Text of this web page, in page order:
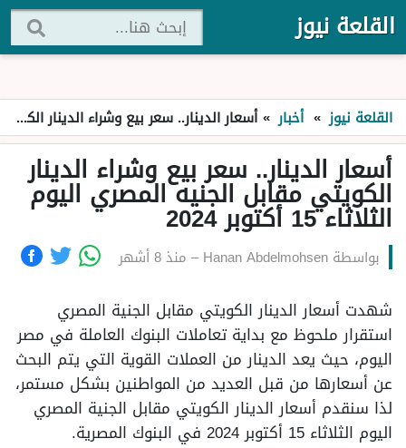
القلعة نيوز
القلعة نيوز » أخبار » أسعار الدينار.. سعر بيع وشراء الدينار الكويتي مقابل الجنيه المصري اليوم الثلاثاء 15 أكتوبر 2024
أسعار الدينار.. سعر بيع وشراء الدينار
الكويتي مقابل الجنيه المصري اليوم
الثلاثاء 15 أكتوبر 2024
بواسطة Hanan Abdelmohsen
– منذ 8 أشهر
شهدت أسعار الدينار الكويتي مقابل الجنية المصري
استقرار ملحوظ مع بداية تعاملات البنوك العاملة في مصر
اليوم، حيث يعد الدينار من العملات القوية التي يتم البحث
عن أسعارها من قبل العديد من المواطنين بشكل مستمر،
لذا سنقدم أسعار الدينار الكويتي مقابل الجنية المصري
اليوم الثلاثاء 15 أكتوبر 2024 في البنوك المصرية.